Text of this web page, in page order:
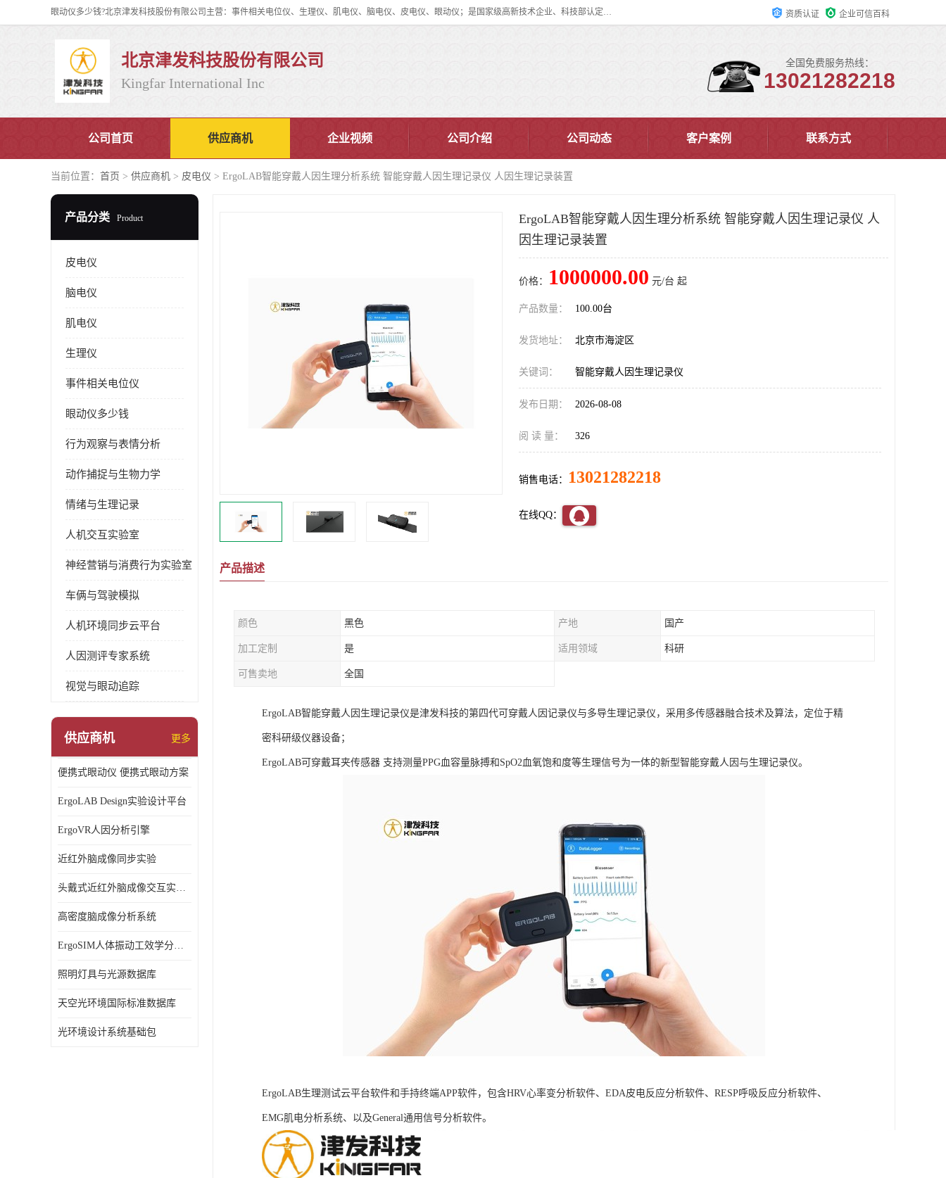
眼动仪多少钱?北京津发科技股份有限公司主营：事件相关电位仪、生理仪、肌电仪、脑电仪、皮电仪、眼动仪；是国家级高新技术企业、科技部认定的科技型中小企业和中关村高新技术企业，具备保密资格，具备自主进出口经营权；自主研发技术、产品与服务荣获多项省部级科学技术奖励、国家发明专利、国家软件著作权和省部级新技术新产品（服务）认证。 资质认证 企业可信百科
北京津发科技股份有限公司
Kingfar International Inc
全国免费服务热线：
13021282218
公司首页 供应商机 企业视频 公司介绍 公司动态 客户案例 联系方式
当前位置： 首页 > 供应商机 > 皮电仪 > ErgoLAB智能穿戴人因生理分析系统 智能穿戴人因生理记录仪 人因生理记录装置
产品分类 Product
皮电仪
脑电仪
肌电仪
生理仪
事件相关电位仪
眼动仪多少钱
行为观察与表情分析
动作捕捉与生物力学
情绪与生理记录
人机交互实验室
神经营销与消费行为实验室
车俩与驾驶模拟
人机环境同步云平台
人因测评专家系统
视觉与眼动追踪
供应商机 更多
便携式眼动仪 便携式眼动方案
ErgoLAB Design实验设计平台
ErgoVR人因分析引擎
近红外脑成像同步实验
头戴式近红外脑成像交互实验室
高密度脑成像分析系统
ErgoSIM人体振动工效学分析系统
照明灯具与光源数据库
天空光环境国际标准数据库
光环境设计系统基础包
ErgoLAB智能穿戴人因生理分析系统 智能穿戴人因生理记录仪 人
因生理记录装置
价格： 1000000.00 元/台 起
产品数量： 100.00台
发货地址： 北京市海淀区
关键词： 智能穿戴人因生理记录仪
发布日期： 2026-08-08
阅 读 量： 326
销售电话： 13021282218
在线QQ：
产品描述
颜色 黑色 产地 国产
加工定制 是 适用领域 科研
可售卖地 全国
ErgoLAB智能穿戴人因生理记录仪是津发科技的第四代可穿戴人因记录仪与多导生理记录仪，采用多传感器融合技术及算法，定位于精
密科研级仪器设备；
ErgoLAB可穿戴耳夹传感器 支持测量PPG血容量脉搏和SpO2血氧饱和度等生理信号为一体的新型智能穿戴人因与生理记录仪。
ErgoLAB生理测试云平台软件和手持终端APP软件，包含HRV心率变分析软件、EDA皮电反应分析软件、RESP呼吸反应分析软件、
EMG肌电分析系统、以及General通用信号分析软件。